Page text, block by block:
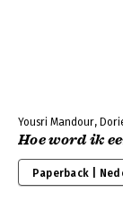
Yousri Mandour,
Hoe word ik
Paperback |